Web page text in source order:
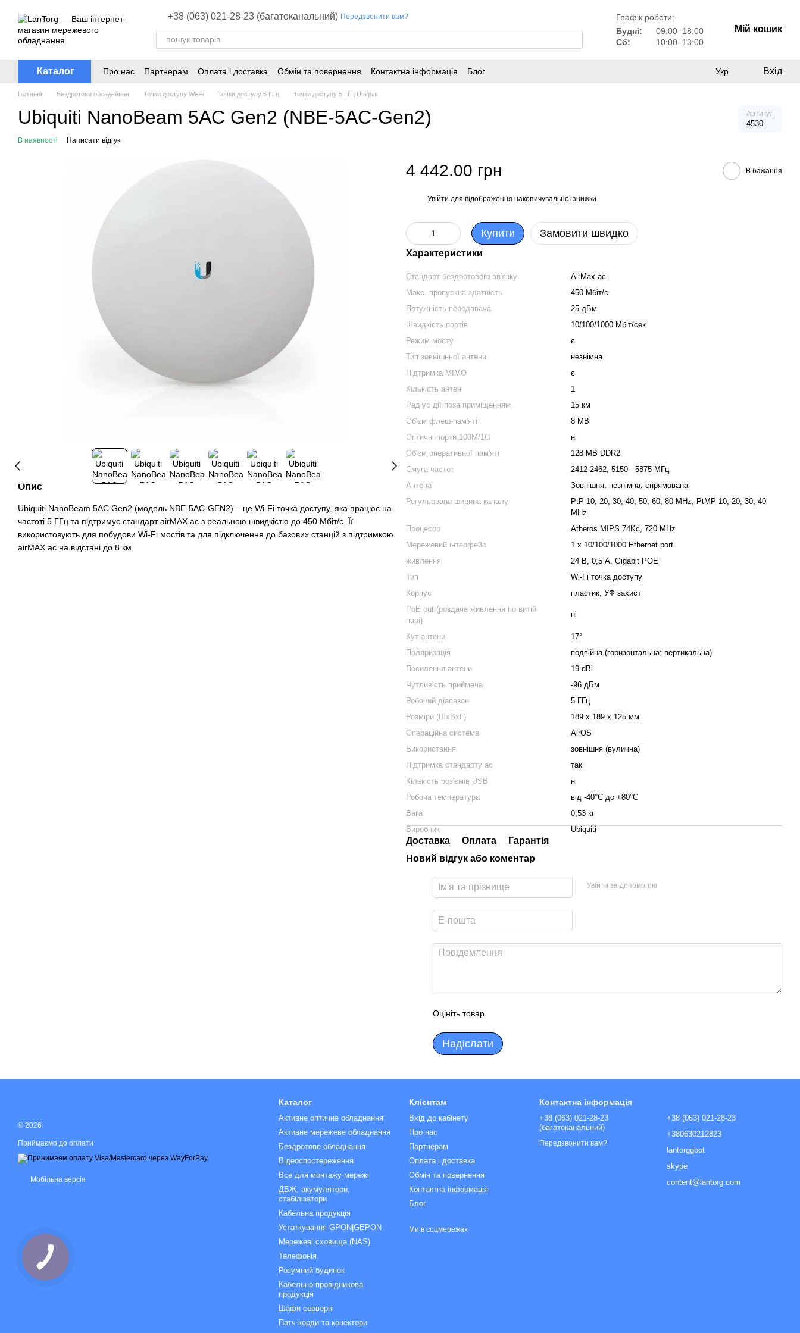
+38 (063) 021-28-23 (багатоканальний) Передзвонити вам?
Графік роботи:
Будні:
09:00–18:00
Сб:
10:00–13:00
Мій кошик
Каталог Про нас Партнерам Оплата і доставка Обмін та повернення Контактна інформація Блог Укр Вхід
Головна Бездротове обладнання Точки доступу Wi-Fi Точки доступу 5 ГГц Точки доступу 5 ГГц Ubiquiti
Ubiquiti NanoBeam 5AC Gen2 (NBE-5AC-Gen2) Артикул
4530
В наявності Написати відгук
Опис
Ubiquiti NanoBeam 5AC Gen2 (модель NBE-5AC-GEN2) – це Wi-Fi точка доступу, яка працює на
частоті 5 ГГц та підтримує стандарт airMAX ac з реальною швидкістю до 450 Мбіт/с. Її
використовують для побудови Wi-Fi мостів та для підключення до базових станцій з підтримкою
airMAX ac на відстані до 8 км.
4 442.00 грн В бажання
Увійти для відображення накопичувальної знижки
Купити Замовити швидко
Характеристики
Стандарт бездротового зв'язку
AirMax ac
Макс. пропускна здатність
450 Мбіт/с
Потужність передавача
25 дБм
Швидкість портів
10/100/1000 Мбіт/сек
Режим мосту
є
Тип зовнішньої антени
незнімна
Підтримка MIMO
є
Кількість антен
1
Радіус дії поза приміщенням
15 км
Об'єм флеш-пам'яті
8 MB
Оптичні порти 100M/1G
ні
Об'єм оперативної пам'яті
128 MB DDR2
Смуга частот
2412-2462, 5150 - 5875 МГц
Антена
Зовнішня, незнімна, спрямована
Регульована ширина каналу
PtP 10, 20, 30, 40, 50, 60, 80 MHz; PtMP 10, 20, 30, 40
MHz
Процесор
Atheros MIPS 74Kc, 720 MHz
Мережевий інтерфейс
1 x 10/100/1000 Ethernet port
живлення
24 В, 0,5 А, Gigabit POE
Тип
Wi-Fi точка доступу
Корпус
пластик, УФ захист
PoE out (роздача живлення по витій
парі)
ні
Кут антени
17°
Поляризація
подвійна (горизонтальна; вертикальна)
Посилення антени
19 dBi
Чутливість приймача
-96 дБм
Робочий діапазон
5 ГГц
Розміри (ШxВxГ)
189 x 189 x 125 мм
Операційна система
AirOS
Використання
зовнішня (вулична)
Підтримка стандарту ac
так
Кількість роз'ємів USB
ні
Робоча температура
від -40°C до +80°С
Вага
0,53 кг
Виробник
Ubiquiti
Доставка Оплата
Гарантія
Новий відгук або коментар
Увійти за допомогою
Оцініть товар
Надіслати
© 2026
Приймаємо до оплати
Мобільна версія
Каталог
Активне оптичне обладнання
Активне мережеве обладнання
Бездротове обладнання
Відеоспостереження
Все для монтажу мережі
ДБЖ, акумулятори,
стабілізатори
Кабельна продукція
Устаткування GPON|GEPON
Мережеві сховища (NAS)
Телефонія
Розумний будинок
Кабельно-провідникова
продукція
Шафи серверні
Патч-корди та конектори
Клієнтам
Вхід до кабінету
Про нас
Партнерам
Оплата і доставка
Обмін та повернення
Контактна інформація
Блог
Ми в соцмережах
Контактна інформація
+38 (063) 021-28-23
(багатоканальний)
Передзвонити вам?
+38 (063) 021-28-23
+380630212823
lantorggbot
skype
content@lantorg.com